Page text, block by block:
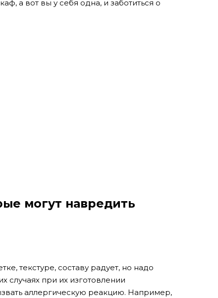
а вот вы у себя одна, и заботиться о
могут навредить
текстуре, составу радует, но надо
случаях при их изготовлении
аллергическую реакцию. Например,